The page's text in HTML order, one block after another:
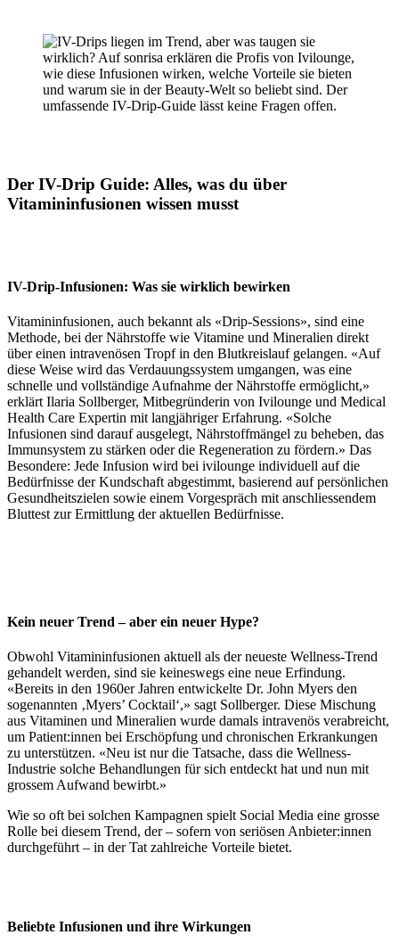
Der IV-Drip Guide: Alles, was du über
Vitamininfusionen wissen musst
IV-Drip-Infusionen: Was sie wirklich bewirken
Vitamininfusionen, auch bekannt als «Drip-Sessions», sind eine
Methode, bei der Nährstoffe wie Vitamine und Mineralien direkt
über einen intravenösen Tropf in den Blutkreislauf gelangen. «Auf
diese Weise wird das Verdauungssystem umgangen, was eine
schnelle und vollständige Aufnahme der Nährstoffe ermöglicht,»
erklärt Ilaria Sollberger, Mitbegründerin von Ivilounge und Medical
Health Care Expertin mit langjähriger Erfahrung. «Solche
Infusionen sind darauf ausgelegt, Nährstoffmängel zu beheben, das
Immunsystem zu stärken oder die Regeneration zu fördern.» Das
Besondere: Jede Infusion wird bei ivilounge individuell auf die
Bedürfnisse der Kundschaft abgestimmt, basierend auf persönlichen
Gesundheitszielen sowie einem Vorgespräch mit anschliessendem
Bluttest zur Ermittlung der aktuellen Bedürfnisse.
Kein neuer Trend – aber ein neuer Hype?
Obwohl Vitamininfusionen aktuell als der neueste Wellness-Trend
gehandelt werden, sind sie keineswegs eine neue Erfindung.
«Bereits in den 1960er Jahren entwickelte Dr. John Myers den
sogenannten ‚Myers’ Cocktail‘,» sagt Sollberger. Diese Mischung
aus Vitaminen und Mineralien wurde damals intravenös verabreicht,
um Patient:innen bei Erschöpfung und chronischen Erkrankungen
zu unterstützen. «Neu ist nur die Tatsache, dass die Wellness-
Industrie solche Behandlungen für sich entdeckt hat und nun mit
grossem Aufwand bewirbt.»
Wie so oft bei solchen Kampagnen spielt Social Media eine grosse
Rolle bei diesem Trend, der – sofern von seriösen Anbieter:innen
durchgeführt – in der Tat zahlreiche Vorteile bietet.
Beliebte Infusionen und ihre Wirkungen